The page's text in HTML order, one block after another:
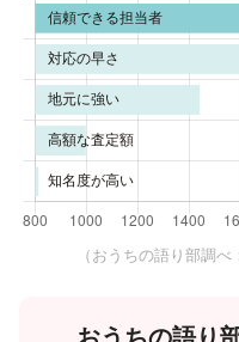
（おうちの語り部調